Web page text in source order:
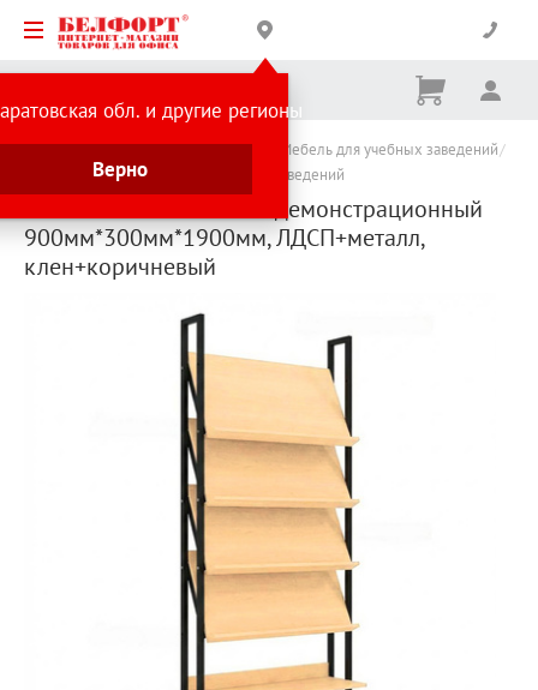
обл. и другие регионы
Верно
Корзина
Ничего
Каталог товаров Товары для школы
Мебель для учебных заведений
Мебель для школ и других учебных заведений
Стеллаж библиотечный демонстрационный
900мм*300мм*1900мм, ЛДСП+металл,
клен+коричневый